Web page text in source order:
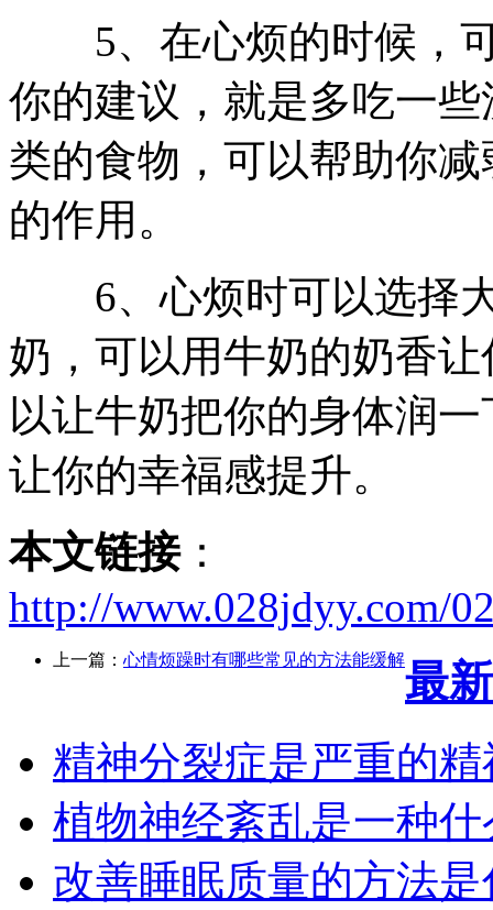
5、在心烦的时候，可
你的建议，就是多吃一
类的食物，可以帮助你
的作用。
6、心烦时可以选择大
奶，可以用牛奶的奶香
以让牛奶把你的身体润
让你的幸福感提升。
本文链接：
http://www.028jdyy.com/
上一篇： 心情烦躁时有哪些常见的方法能缓解最
精神分裂症是严重的
植物神经紊乱是一种
改善睡眠质量的方法